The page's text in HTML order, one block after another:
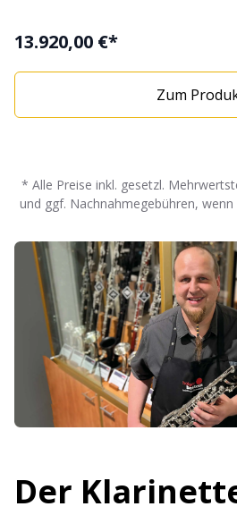
13.920,00 €*
Zum
* Alle Preise inkl. gesetzl.
und ggf. Nachnahmegebühren,
Der